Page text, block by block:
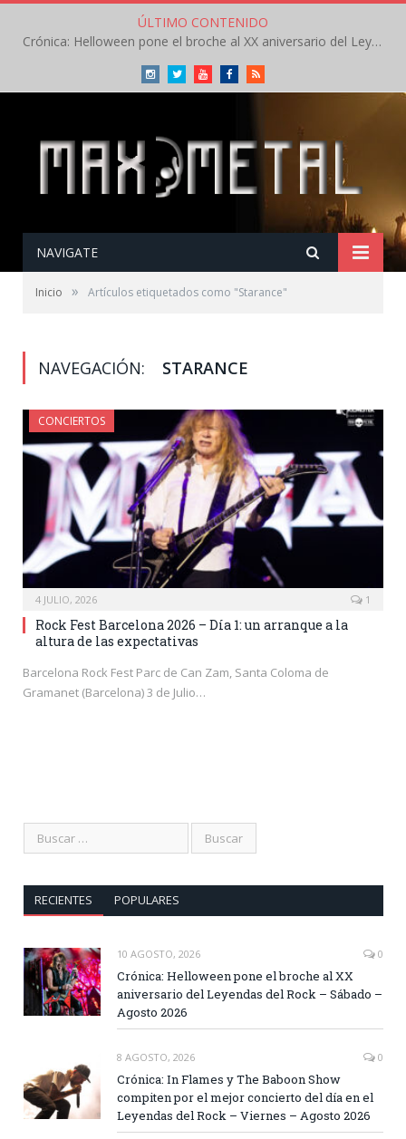
ÚLTIMO CONTENIDO
Crónica: Helloween pone el broche al XX aniversario del Leyendas del Rock – Sábado – Agosto 2026
InstagramTwitterYoutubeFacebookRSS
NAVIGATE
Inicio » Artículos etiquetados como "Starance"
NAVEGACIÓN: STARANCE
CONCIERTOS
4 JULIO, 2026 1
Rock Fest Barcelona 2026 – Día 1: un arranque a la
altura de las expectativas
Barcelona Rock Fest Parc de Can Zam, Santa Coloma de
Gramanet (Barcelona) 3 de Julio…
RECIENTES POPULARES
10 AGOSTO, 2026 0
Crónica: Helloween pone el broche al XX
aniversario del Leyendas del Rock – Sábado –
Agosto 2026
8 AGOSTO, 2026 0
Crónica: In Flames y The Baboon Show
compiten por el mejor concierto del día en el
Leyendas del Rock – Viernes – Agosto 2026